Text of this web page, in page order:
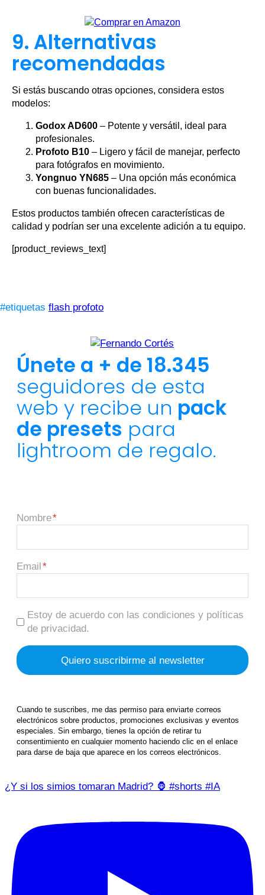
9. Alternativas
recomendadas
Si estás buscando otras opciones, considera estos
modelos:
Godox AD600 – Potente y versátil, ideal para
profesionales.
Profoto B10 – Ligero y fácil de manejar, perfecto
para fotógrafos en movimiento.
Yongnuo YN685 – Una opción más económica
con buenas funcionalidades.
Estos productos también ofrecen características de
calidad y podrían ser una excelente adición a tu equipo.
[product_reviews_text]
#etiquetas flash profoto
Únete a + de 18.345
seguidores de esta
web y recibe un pack
de presets para
lightroom de regalo.
Nombre
Email
Estoy de acuerdo con las condiciones y políticas
de privacidad.
Cuando te suscribes, me das permiso para enviarte correos
electrónicos sobre productos, promociones exclusivas y eventos
especiales. Sin embargo, tienes la opción de retirar tu
consentimiento en cualquier momento haciendo clic en el enlace
para darse de baja que aparece en los correos electrónicos.
¿Y si los simios tomaran Madrid? 🦍 #shorts #IA